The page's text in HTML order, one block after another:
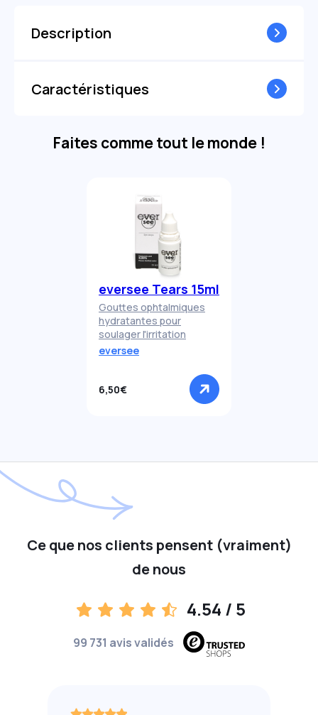
Description
Caractéristiques
Faites comme tout le monde !
eversee Tears 15ml
Gouttes ophtalmiques
hydratantes pour
soulager l'irritation
eversee
6,50€
Ce que nos clients pensent (vraiment)
de nous
4.54 / 5
99 731 avis validés